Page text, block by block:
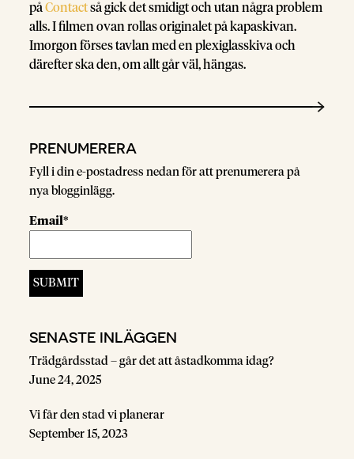
påContactså gick det smidigt och utan några problem
alls. I filmen ovan rollas originalet på kapaskivan.
Imorgon förses tavlan med en plexiglasskiva och
därefter ska den, om allt går väl, hängas.
PRENUMERERA
Fyll i din e-postadress nedan för att prenumerera på
nya blogginlägg.
Email*
SENASTE INLÄGGEN
Trädgårdsstad – går det att åstadkomma idag?
June 24, 2025
Vi får den stad vi planerar
September 15, 2023